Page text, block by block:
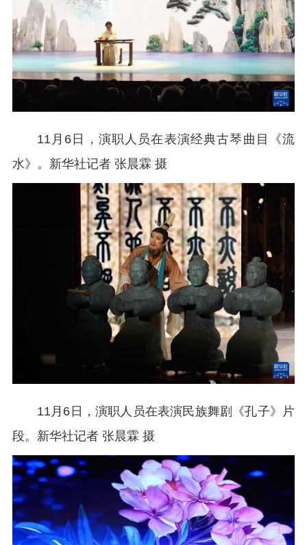
11月6日，演职人员在表演经典古琴曲目《流
水》。 新华社记者 张晨霖 摄
11月6日，演职人员在表演民族舞剧《孔子》片
段。 新华社记者 张晨霖 摄